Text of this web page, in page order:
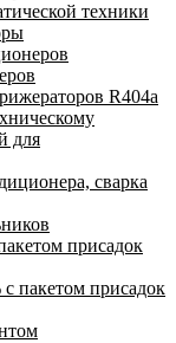
техники
R404a
для
сварка
присадок
пакетом присадок